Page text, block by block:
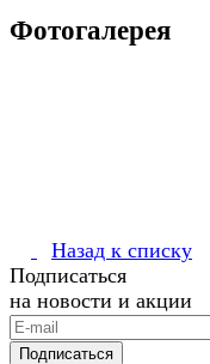
Фотогалерея
Назад к списку
Подписаться
на новости и акции
Подписаться